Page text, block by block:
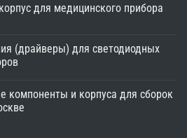
для медицинского прибора
(драйверы) для светодиодных
компоненты и корпуса для сборок